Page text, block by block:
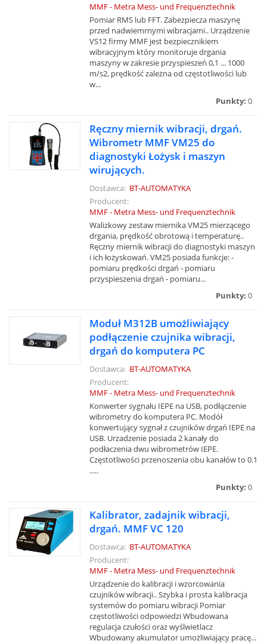
MMF - Metra Mess- und Frequenztechnik
Pomiar RMS lub FFT. Zabezpiecza maszynę
przed nadwiemrnymi wibracjami.. Urządzenie
VS12 firmy MMF jest bezpiecznikiem
wibracyjnym który monitoruje drgania
maszyny w zakresie przyspieszeń 0,1 ... 1000
m/s2, prędkość zależna od częstotliwości lub
w...
Punkty: 0
Ręczny miernik wibracji, drgań.
Wibrometr MMF VM25 do
diagnostyki Łożysk i maszyn
wirujących.
Dostawca: BT-AUTOMATYKA
Producent:
MMF - Metra Mess- und Frequenztechnik
Walizkowy zestaw miernika VM25 mierzącego
drgania, prędkość obrotową i temperaturę..
Ręczny miernik wibracji do diagnostyki maszyn
i ich łożyskowań. VM25 posiada funkcje: -
pomiaru prędkości drgań - pomiaru
przyspieszenia drgań - pomiaru...
Punkty: 0
Moduł M312B umożliwiający
podłączenie czujnika wibracji,
drgań do komputera PC
Dostawca: BT-AUTOMATYKA
Producent:
MMF - Metra Mess- und Frequenztechnik
Konwerter sygnału IEPE na USB, podłączenie
wibrometry do komputera PC. Modół
konwertujący sygnał z czujników drgań IEPE na
USB. Urzadzenie posiada 2 kanały do
podłaczenia dwu wibrometrów IEPE.
Częstotliwości przenoszenia obu kanałów to 0.1
.....
Punkty: 0
Kalibrator, zadajnik wibracji,
drgań. MMF VC 120
Dostawca: BT-AUTOMATYKA
Producent:
MMF - Metra Mess- und Frequenztechnik
Urządzenie do kalibracji i wzorcowania
czujników wibracji.. Szybka i prosta kalibracja
systemów do pomiaru wibracji Pomiar
częstotliwości odpowiedzi Wbudowana
regulacja czułości oraz wyślwietlacz
Wbudowany akumulator umożliwiający pracę...